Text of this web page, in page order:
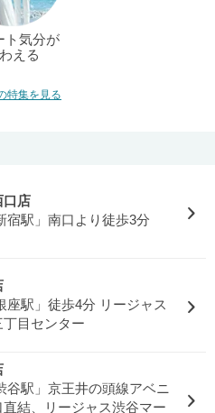
ト気分が
える
特集を見る
口店
宿駅」南口より徒歩3分
座駅」徒歩4分 リージャス
丁目センター
谷駅」京王井の頭線アベニ
直結、リージャス渋谷マー